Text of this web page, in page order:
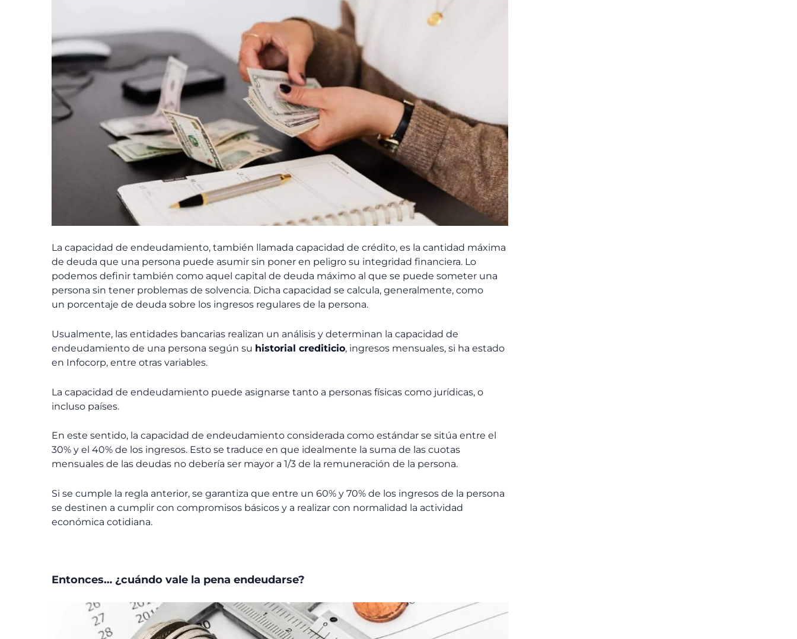
La capacidad de endeudamiento, también llamada capacidad de crédito, es la cantidad máxima
de deuda que una persona puede asumir sin poner en peligro su integridad financiera. Lo
podemos definir también como aquel capital de deuda máximo al que se puede someter una
persona sin tener problemas de solvencia. Dicha capacidad se calcula, generalmente, como
un porcentaje de deuda sobre los ingresos regulares de la persona.
Usualmente, las entidades bancarias realizan un análisis y determinan la capacidad de
endeudamiento de una persona según su historial crediticio, ingresos mensuales, si ha estado
en Infocorp, entre otras variables.
La capacidad de endeudamiento puede asignarse tanto a personas físicas como jurídicas, o
incluso países.
En este sentido, la capacidad de endeudamiento considerada como estándar se sitúa entre el
30% y el 40% de los ingresos. Esto se traduce en que idealmente la suma de las cuotas
mensuales de las deudas no debería ser mayor a 1/3 de la remuneración de la persona.
Si se cumple la regla anterior, se garantiza que entre un 60% y 70% de los ingresos de la persona
se destinen a cumplir con compromisos básicos y a realizar con normalidad la actividad
económica cotidiana.
Entonces… ¿cuándo vale la pena endeudarse?